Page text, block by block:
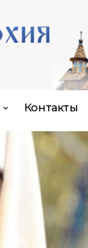
Контакты